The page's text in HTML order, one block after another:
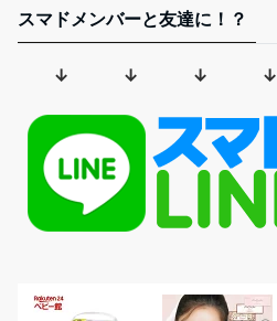
スマドメンバーと友達に！？
↓ ↓ ↓ ↓